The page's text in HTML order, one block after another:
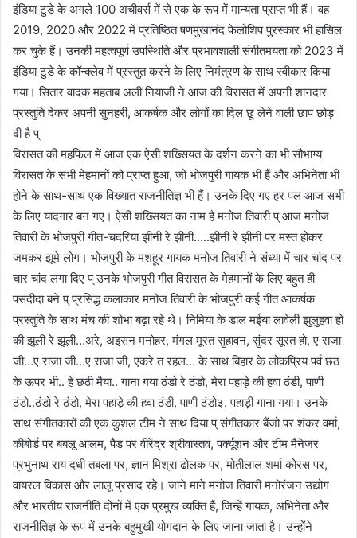
इंडिया टुडे के अगले 100 अचीवर्स में से एक के रूप में मान्यता प्राप्त भी हैं। वह
2019, 2020 और 2022 में प्रतिष्ठित षणमुखानंद फेलोशिप पुरस्कार भी हासिल
कर चुके हैं। उनकी महत्वपूर्ण उपस्थिति और प्रभावशाली संगीतमयता को 2023 में
इंडिया टुडे के कॉन्क्लेव में प्रस्तुत करने के लिए निमंत्रण के साथ स्वीकार किया
गया। सितार वादक महताब अली नियाजी ने आज की विरासत में अपनी शानदार
प्रस्तुति देकर अपनी सुनहरी, आकर्षक और लोगों का दिल छू लेने वाली छाप छोड़
दी है प्
विरासत की महफिल में आज एक ऐसी शख्सियत के दर्शन करने का भी सौभाग्य
विरासत के सभी मेहमानों को प्राप्त हुआ, जो भोजपुरी गायक भी हैं और अभिनेता भी
होने के साथ-साथ एक विख्यात राजनीतिज्ञ भी हैं। उनके दिए गए हर पल आज सभी
के लिए यादगार बन गए। ऐसी शख्सियत का नाम है मनोज तिवारी प् आज मनोज
तिवारी के भोजपुरी गीत-चदरिया झीनी रे झीनी…..झीनी रे झीनी पर मस्त होकर
जमकर झूमे लोग। भोजपुरी के मशहूर गायक मनोज तिवारी ने संध्या में चार चांद पर
चार चांद लगा दिए प् उनके भोजपुरी गीत विरासत के मेहमानों के लिए बहुत ही
पसंदीदा बने प् प्रसिद्ध कलाकार मनोज तिवारी के भोजपुरी कई गीत आकर्षक
प्रस्तुति के साथ मंच की शोभा बढ़ा रहे थे। निमिया के डाल मईया लावेली झुलुहवा हो
की झूली रे झूली…अरे, अइसन मनोहर, मंगल मूरत सुहावन, सुंदर सूरत हो, ए राजा
जी…ए राजा जी…ए राजा जी, एकरे त रहल… के साथ बिहार के लोकप्रिय पर्व छठ
के ऊपर भी.. हे छठी मैया.. गाना गया ठंडो रे ठंडो, मेरा पहाड़े की हवा ठंडी, पाणी
ठंडो..ठंडो रे ठंडो, मेरा पहाड़े की हवा ठंडी, पाणी ठंडो३. पहाड़ी गाना गया। उनके
साथ संगीतकारों की एक कुशल टीम ने साथ दिया प् संगीतकार बैंजो पर शंकर वर्मा,
कीबोर्ड पर बबलू आलम, पैड पर वीरेंद्र श्रीवास्तव, पर्क्यूशन और टीम मैनेजर
प्रभुनाथ राय दधी तबला पर, ज्ञान मिश्रा ढोलक पर, मोतीलाल शर्मा कोरस पर,
वायरल विकास और लालू प्रसाद रहे। जाने माने मनोज तिवारी मनोरंजन उद्योग
और भारतीय राजनीति दोनों में एक प्रमुख व्यक्ति हैं, जिन्हें गायक, अभिनेता और
राजनीतिज्ञ के रूप में उनके बहुमुखी योगदान के लिए जाना जाता है। उन्होंने